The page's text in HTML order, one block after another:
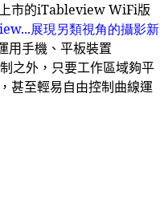
市的iTableview WiFi版
展現另類視角的攝影新
用手機、平板裝置
之外，只要工作區域夠平
甚至輕易自由控制曲線運